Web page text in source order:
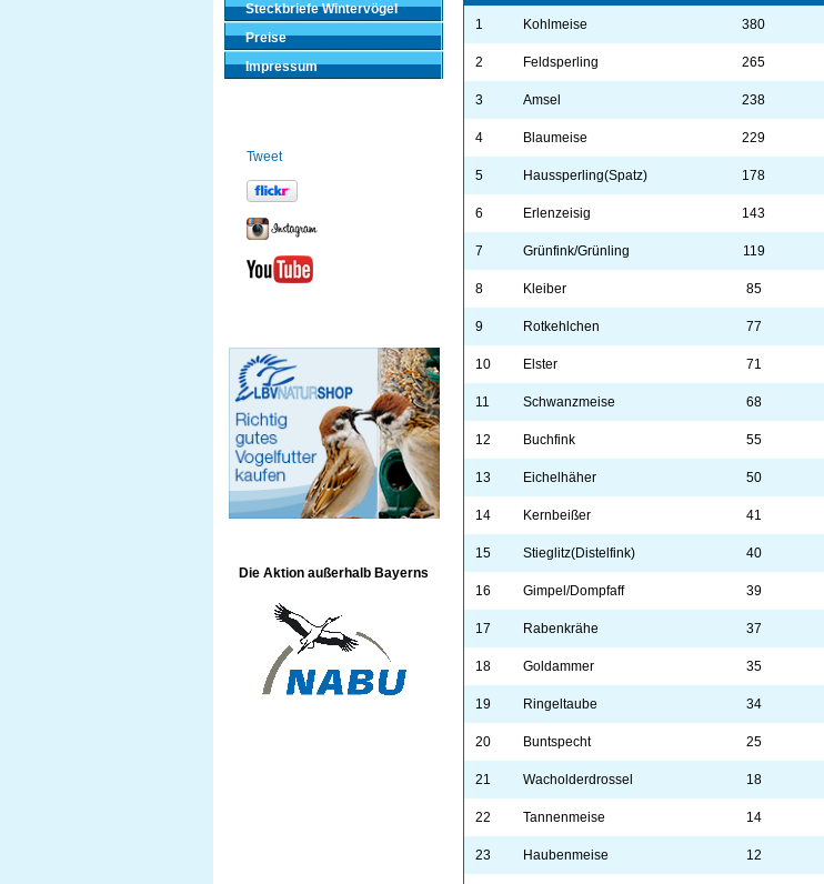
Steckbriefe Wintervögel
Preise
Impressum
Tweet
Die Aktion außerhalb Bayerns
1 Kohlmeise 380
2 Feldsperling 265
3 Amsel 238
4 Blaumeise 229
5 Haussperling(Spatz) 178
6 Erlenzeisig 143
7 Grünfink/Grünling 119
8 Kleiber 85
9 Rotkehlchen 77
10 Elster 71
11 Schwanzmeise 68
12 Buchfink 55
13 Eichelhäher 50
14 Kernbeißer 41
15 Stieglitz(Distelfink) 40
16 Gimpel/Dompfaff 39
17 Rabenkrähe 37
18 Goldammer 35
19 Ringeltaube 34
20 Buntspecht 25
21 Wacholderdrossel 18
22 Tannenmeise 14
23 Haubenmeise 12